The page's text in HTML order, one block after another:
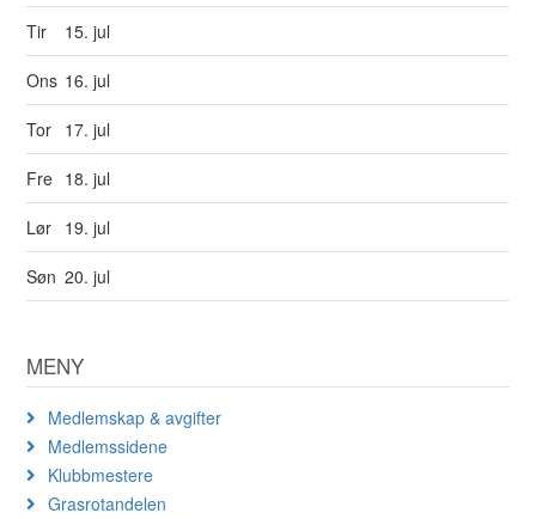
Tir 15. jul
Ons 16. jul
Tor 17. jul
Fre 18. jul
Lør 19. jul
Søn 20. jul
MENY
Medlemskap & avgifter
Medlemssidene
Klubbmestere
Grasrotandelen